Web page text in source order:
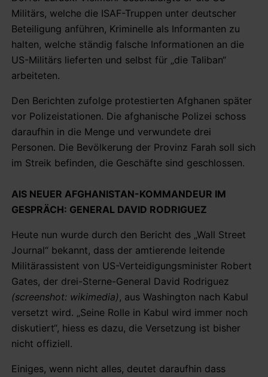
Militärs, welche die ISAF-Truppen unter deutscher
Beteiligung anführen, Kriminelle als Informanten zu
halten, welche ständig falsche Informationen an die
US-Militärs lieferten und selbst für „die Taliban“
arbeiteten.
Den Berichten zufolge protestierten Afghanen später
vor Polizeistationen. Die afghanische Polizei schoss
daraufhin in die Menge und verwundete drei
Personen. Die Bevölkerung der Provinz Farah soll sich
im Streik befinden, die Geschäfte sind geschlossen.
AlS NEUER AFGHANISTAN-KOMMANDEUR IM
GESPRÄCH: GENERAL DAVID RODRIGUEZ
Heute nun wurde durch den Bericht des „Wall Street
Journal“ bekannt, dass der amtierende leitende
Militärassistent von US-Verteidigungsminister Robert
Gates, der drei-Sterne-General David Rodriguez
(screenshot: wikimedia) , aus Washington nach Kabul
versetzt wird. „Seine Rolle in Kabul wird immer noch
diskutiert“, hiess es dazu, die Versetzung ist bisher
nicht offiziell.
Einiges, wenn nicht alles, deutet daraufhin dass